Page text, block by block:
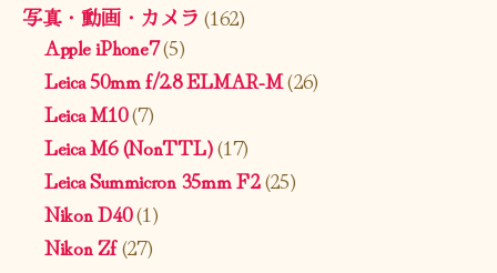
写真・動画・カメラ (162)
Apple iPhone7(5)
Leica 50mm f/2.8 ELMAR-M(26)
Leica M10(7)
Leica M6 (NonTTL)(17)
Leica Summicron 35mm F2(25)
Nikon D40(1)
Nikon Zf(27)